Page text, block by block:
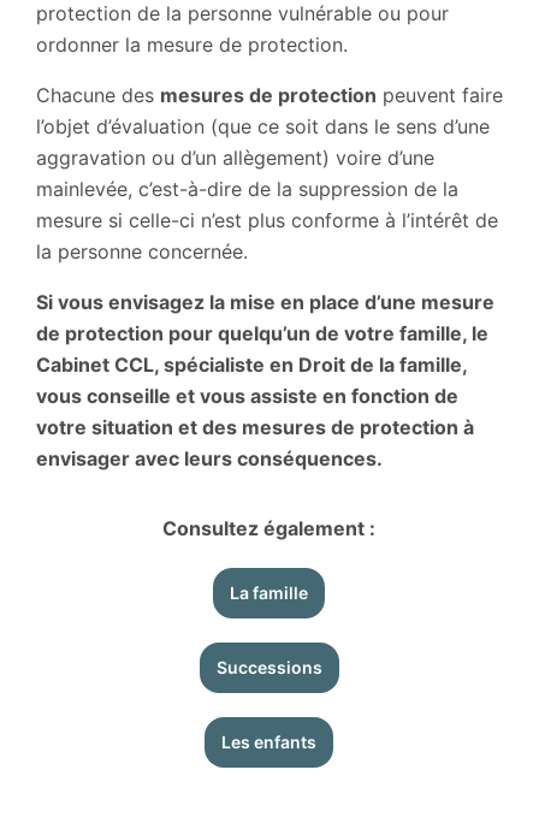
protection de la personne vulnérable ou pour
ordonner la mesure de protection.
Chacune des mesures de protection peuvent faire
l’objet d’évaluation (que ce soit dans le sens d’une
aggravation ou d’un allègement) voire d’une
mainlevée, c’est-à-dire de la suppression de la
mesure si celle-ci n’est plus conforme à l’intérêt de
la personne concernée.
Si vous envisagez la mise en place d’une mesure
de protection pour quelqu’un de votre famille, le
Cabinet CCL, spécialiste en Droit de la famille,
vous conseille et vous assiste en fonction de
votre situation et des mesures de protection à
envisager avec leurs conséquences.
Consultez également :
La famille
Successions
Les enfants